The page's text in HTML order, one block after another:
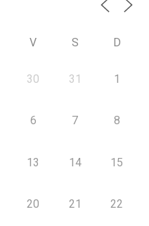
V S D
30 31 1
6 7 8
13 14 15
20 21 22